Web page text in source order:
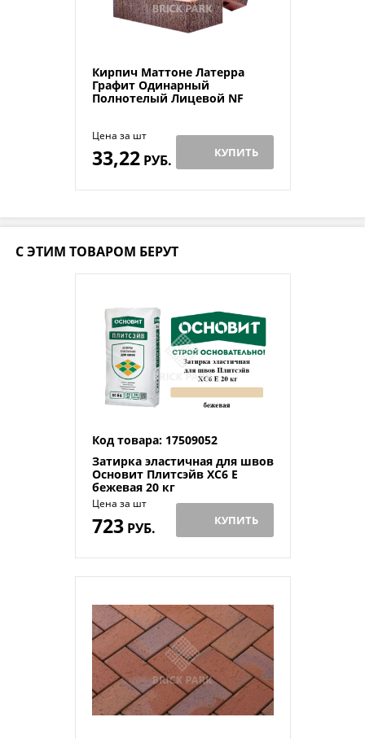
Кирпич Маттоне Латерра
Графит Одинарный
Полнотелый Лицевой NF
Цена за шт
33,22РУБ. КУПИТЬ
С ЭТИМ ТОВАРОМ БЕРУТ
Код товара: 17509052
Затирка эластичная для швов
Основит Плитсэйв XC6 Е
бежевая 20 кг
Цена за шт
723РУБ. КУПИТЬ